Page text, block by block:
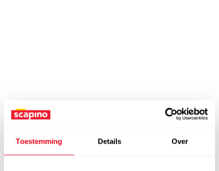
Toestemming Details Over